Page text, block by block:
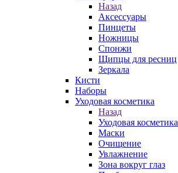
Назад
Аксессуары
Пинцеты
Ножницы
Спонжи
Щипцы для ресниц
Зеркала
Кисти
Наборы
Уходовая косметика
Назад
Уходовая косметика
Маски
Очищение
Увлажнение
Зона вокруг глаз